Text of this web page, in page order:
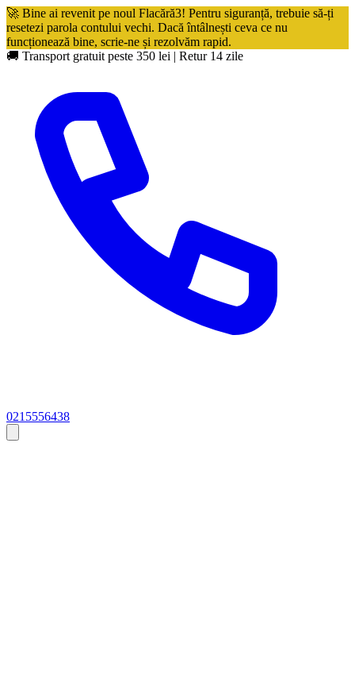
🚀 Bine ai revenit pe noul Flacără3! Pentru siguranță, trebuie să-ți
resetezi parola contului vechi. Dacă întâlnești ceva ce nu
funcționează bine, scrie-ne și rezolvăm rapid.
🚚 Transport gratuit peste 350 lei | Retur 14 zile
0215556438